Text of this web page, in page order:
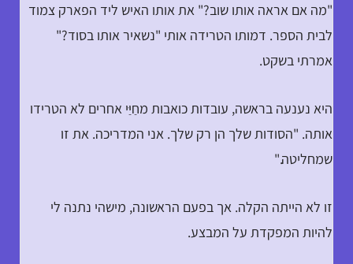
"מה אם אראה אותו שוב?" את אותו האיש ליד הפארק צמוד
לבית הספר. דמותו הטרידה אותי "נשאיר אותו בסוד?"
אמרתי בשקט.
היא נענעה בראשה, עובדות כואבות מחַיַּי אחרים לא הטרידו
אותה. "הסודות שלך הן רק שלך. אני המדריכה. את זו
שמחליטה."
זו לא הייתה הקלה. אך בפעם הראשונה, מישהי נתנה לי
להיות המפקדת על המבצע.